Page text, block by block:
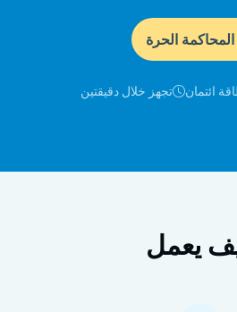
المحاكمة الحرة
ائتمان تجهز خلال دقيقتين
يعمل